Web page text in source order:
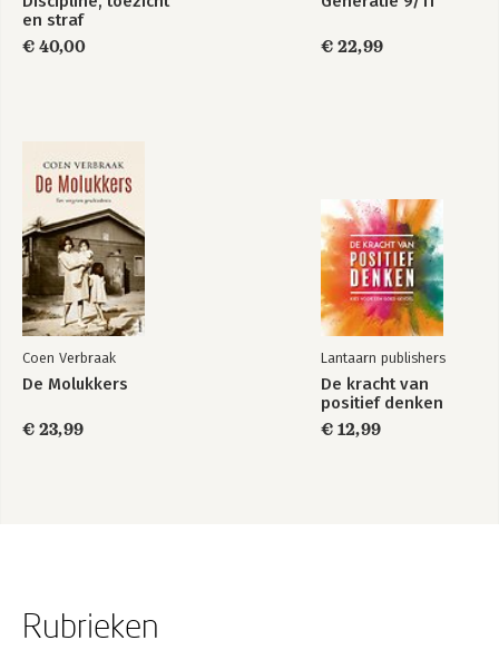
Epiloog: Zeven inzichten 345
Verantwoording en dankwoord 368
en straf
€ 40,00
€ 22,99
Coen Verbraak
De Molukkers
€ 23,99
Lantaarn publishers
De kracht van
positief denken
€ 12,99
Rubrieken